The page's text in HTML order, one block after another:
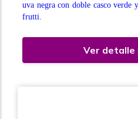
uva negra con doble casco
frutti.
Ver detalle